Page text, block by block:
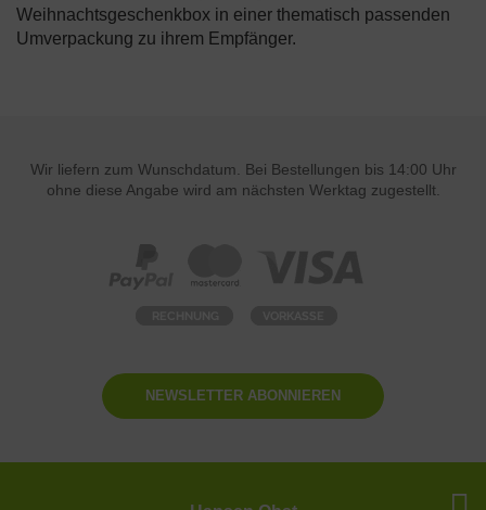
passende Geschenkverpackung. So kommt jede
Weihnachtsgeschenkbox in einer thematisch passenden
Wir liefern zum Wunschdatum. Bei Bestellungen bis 14:00 Uhr
NEWSLETTER ABONNIEREN